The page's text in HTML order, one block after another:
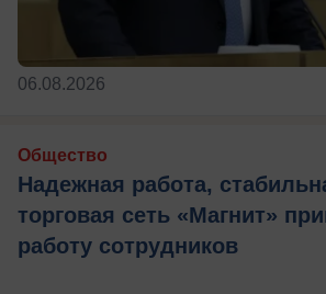
06.08.2026
Общество
Надежная работа,
торговая сеть «Магнит»
работу сотрудников